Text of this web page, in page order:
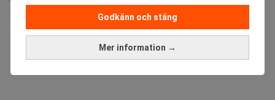
Mer information →
Godkänn och stäng
Sista ansökningsdag: 13/06/2026